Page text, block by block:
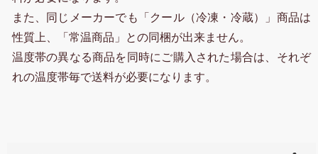
また、同じメーカーでも「クール（冷凍・冷蔵）」商品は
性質上、「常温商品」との同梱が出来ません。
温度帯の異なる商品を同時にご購入された場合は、それぞ
れの温度帯毎で送料が必要になります。